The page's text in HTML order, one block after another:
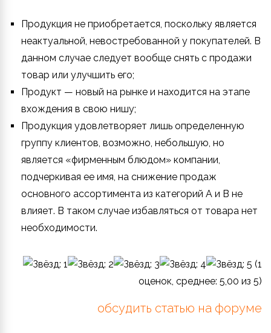
Продукция не приобретается, поскольку является
неактуальной, невостребованной у покупателей. В
данном случае следует вообще снять с продажи
товар или улучшить его;
Продукт — новый на рынке и находится на этапе
вхождения в свою нишу;
Продукция удовлетворяет лишь определенную
группу клиентов, возможно, небольшую, но
является «фирменным блюдом» компании,
подчеркивая ее имя, на снижение продаж
основного ассортимента из категорий A и B не
влияет. В таком случае избавляться от товара нет
необходимости.
(1
оценок, среднее: 5,00 из 5)
обсудить статью на форуме